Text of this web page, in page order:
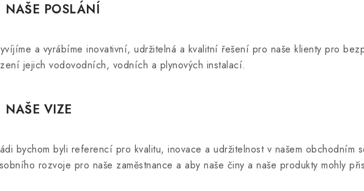
NAŠE POSLÁNÍ
a vyrábíme inovativní, udržitelná a kvalitní řešení pro naše klienty pro
jejich vodovodních, vodních a plynových instalací.
NAŠE VIZE
bychom byli referencí pro kvalitu, inovace a udržitelnost v našem obchodním
rozvoje pro naše zaměstnance a aby naše činy a naše produkty mohly